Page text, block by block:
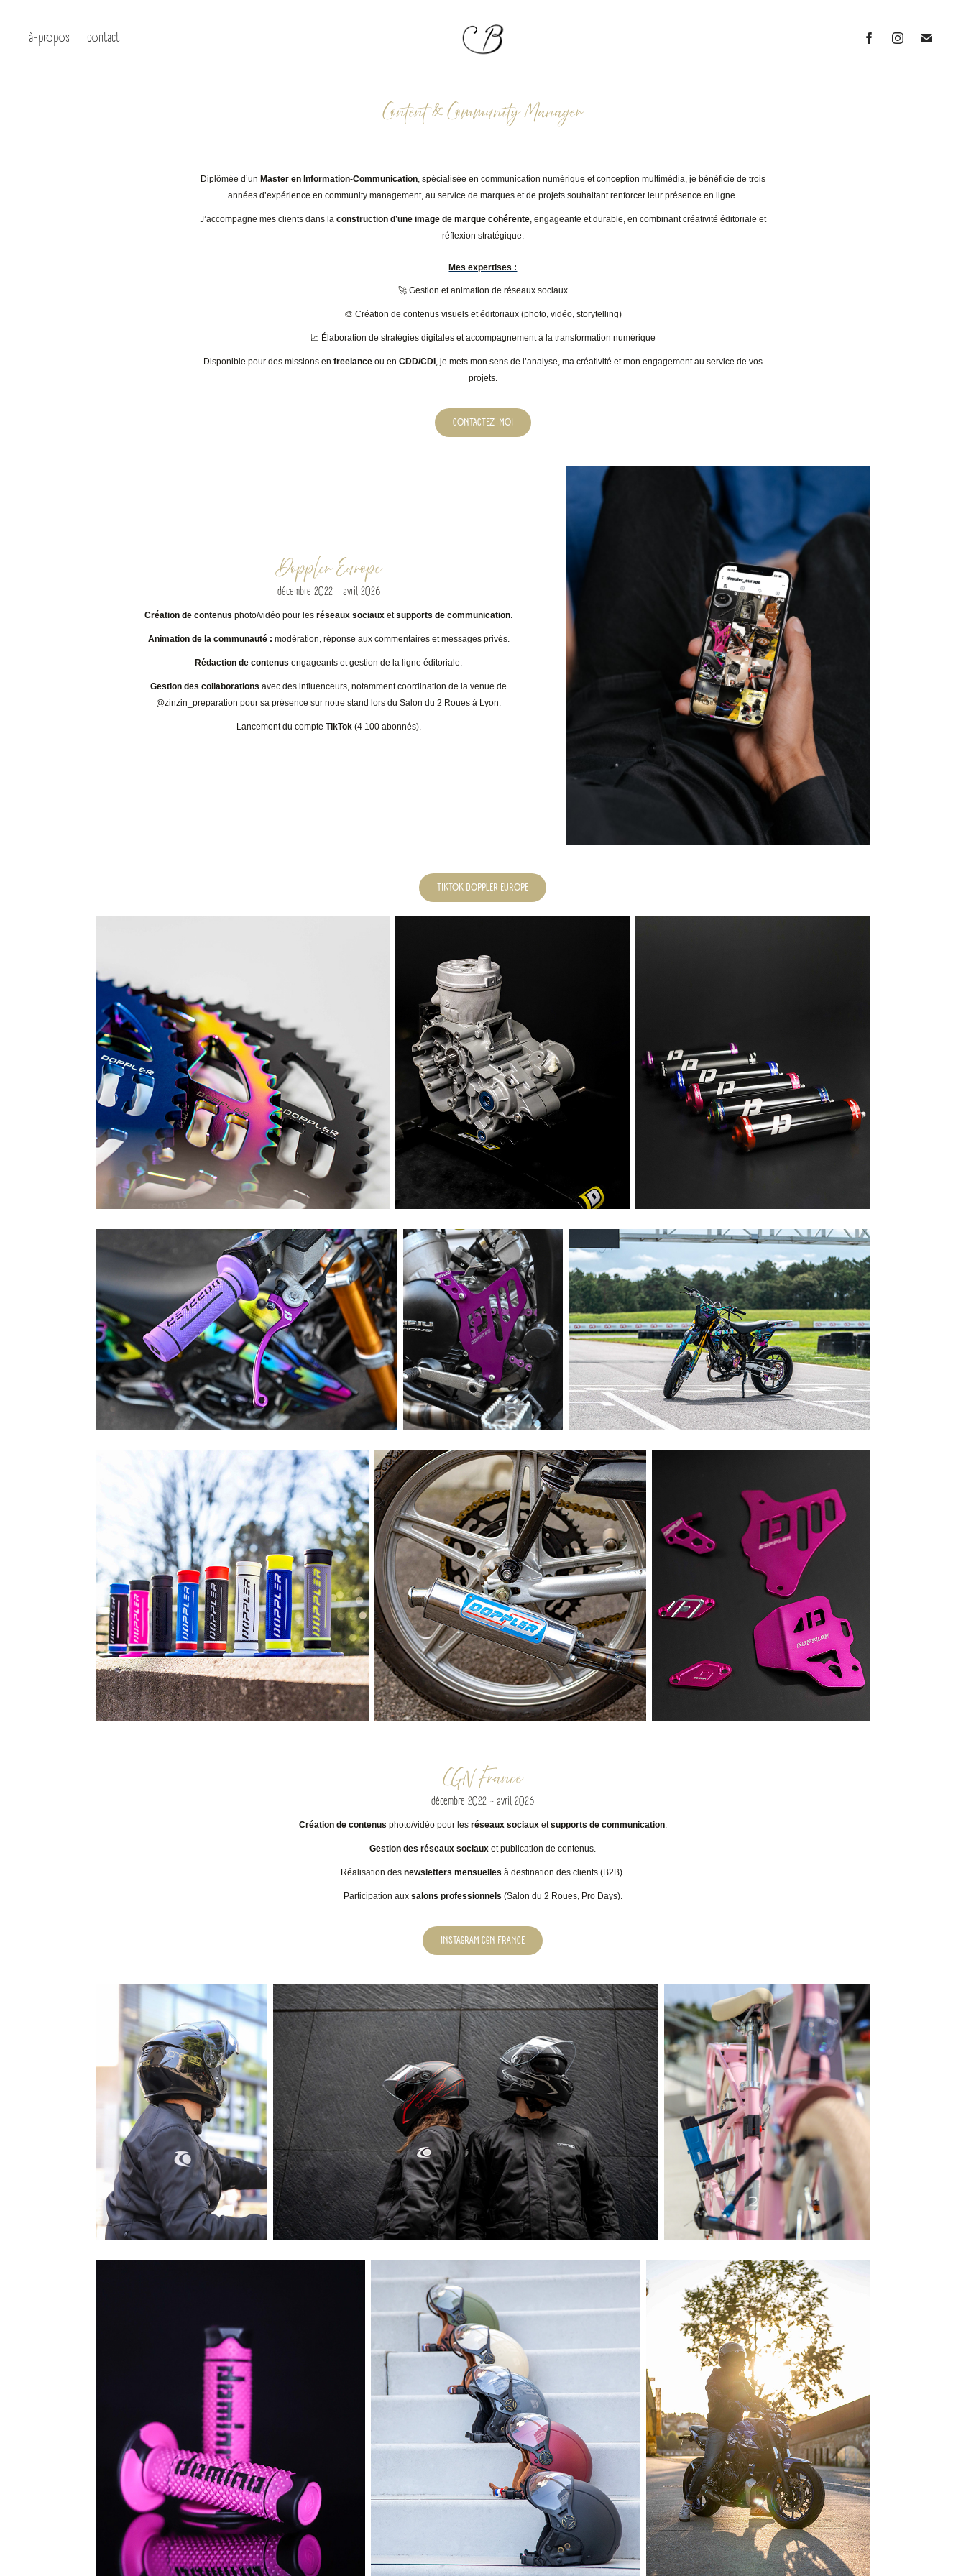
à-propos contact
Content & Community Manager
Diplômée d’un Master en Information-Communication, spécialisée en communication numérique et conception multimédia, je bénéficie de trois
années d’expérience en community management, au service de marques et de projets souhaitant renforcer leur présence en ligne.
J’accompagne mes clients dans la construction d’une image de marque cohérente, engageante et durable, en combinant créativité éditoriale et
réflexion stratégique.
Mes expertises :
🚀 Gestion et animation de réseaux sociaux
🎨 Création de contenus visuels et éditoriaux (photo, vidéo, storytelling)
📈 Élaboration de stratégies digitales et accompagnement à la transformation numérique
Disponible pour des missions en freelance ou en CDD/CDI , je mets mon sens de l’analyse, ma créativité et mon engagement au service de vos
projets.
CONTACTEZ-MOI
Doppler Europe
décembre 2022 - avril 2026
Création de contenus photo/vidéo pour lesréseaux sociauxetsupports de communication.
Animation de la communauté : modération, réponse aux commentaires et messages privés.
Rédaction de contenus engageants et gestion de la ligne éditoriale.
Gestion des collaborationsavec des influenceurs, notamment coordination de la venue de
@zinzin_preparation pour sa présence sur notre stand lors du Salon du 2 Roues à Lyon.
Lancement du compte TikTok(4 100 abonnés).
TIKTOK DOPPLER EUROPE
CGN France
décembre 2022 - avril 2026
Création de contenus photo/vidéo pour les réseaux sociauxetsupports de communication.
Gestion des réseaux sociaux et publication de contenus.
Réalisation desnewsletters mensuelles à destination des clients (B2B).
Participation aux salons professionnels (Salon du 2 Roues, Pro Days).
INSTAGRAM CGN FRANCE